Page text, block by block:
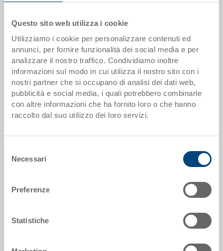
Questo sito web utilizza i cookie
Utilizziamo i cookie per personalizzare contenuti ed
annunci, per fornire funzionalità dei social media e per
analizzare il nostro traffico. Condividiamo inoltre
informazioni sul modo in cui utilizza il nostro sito con i
nostri partner che si occupano di analisi dei dati web,
pubblicità e social media, i quali potrebbero combinarle
con altre informazioni che ha fornito loro o che hanno
raccolto dal suo utilizzo dei loro servizi.
delNecessari
Preferenze
Statistiche
da 50 pezzi
da 100 pezzi CHF 36.90
da 250 pezzi CHF 32.00
I scaglioni di quantità corrispondono alle unità di imballaggio.
Dati articolo
Dimensioni esterne:
Colore: